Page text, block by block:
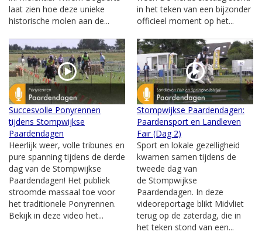
laat zien hoe deze unieke
historische molen aan de...
in het teken van een bijzonder
officieel moment op het...
Succesvolle Ponyrennen
tijdens Stompwijkse
Paardendagen
Heerlijk weer, volle tribunes en
pure spanning tijdens de derde
dag van de Stompwijkse
Paardendagen! Het publiek
stroomde massaal toe voor
het traditionele Ponyrennen.
Bekijk in deze video het...
Stompwijkse Paardendagen:
Paardensport en Landleven
Fair (Dag 2)
Sport en lokale gezelligheid
kwamen samen tijdens de
tweede dag van
de Stompwijkse
Paardendagen. In deze
videoreportage blikt Midvliet
terug op de zaterdag, die in
het teken stond van een...